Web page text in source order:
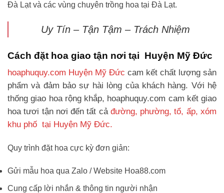
Đà Lạt và các vùng chuyên trồng hoa tại Đà Lạt.
Uy Tín – Tận Tậm – Trách Nhiệm
Cách đặt hoa giao tận nơi tại Huyện Mỹ Đức
hoaphuquy.com Huyện Mỹ Đức cam kết chất lượng sản
phẩm và đảm bảo sự hài lòng của khách hàng. Với hệ
thống giao hoa rộng khắp, hoaphuquy.com cam kết giao
hoa tươi tận nơi đến tất cả đường, phường, tổ, ấp, xóm
khu phố tại Huyện Mỹ Đức.
Quy trình đặt hoa cực kỳ đơn giản:
Gửi mẫu hoa qua Zalo / Website Hoa88.com
Cung cấp lời nhắn & thông tin người nhận